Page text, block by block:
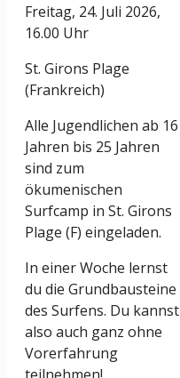
Freitag, 24. Juli 2026,
16.00 Uhr
St. Girons Plage
(Frankreich)
Alle Jugendlichen ab 16
Jahren bis 25 Jahren
sind zum
ökumenischen
Surfcamp in St. Girons
Plage (F) eingeladen.
In einer Woche lernst
du die Grundbausteine
des Surfens. Du kannst
also auch ganz ohne
Vorerfahrung
teilnehmen!